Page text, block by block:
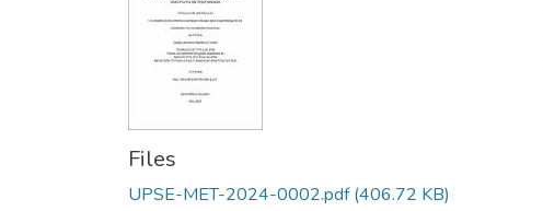
Files
UPSE-MET-2024-0002.pdf(406.72 KB)